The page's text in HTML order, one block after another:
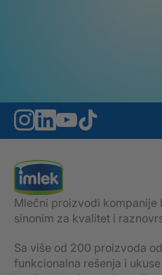
Mlečni proizvodi kompanije
sinonim za kvalitet i
Sa više od 200 proizvoda
funkcionalna rešenja i